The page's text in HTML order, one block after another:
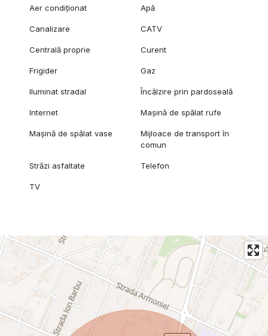
Aer condiționat Apă
Canalizare CATV
Centrală proprie Curent
Frigider Gaz
Iluminat stradal Încălzire prin pardoseală
Internet Mașină de spălat rufe
Mașină de spălat vase
Mijloace de transport în
comun
Străzi asfaltate Telefon
TV